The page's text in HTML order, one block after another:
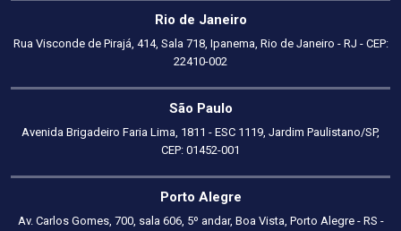
Rio de Janeiro
Rua Visconde de Pirajá, 414, Sala 718, Ipanema, Rio de Janeiro - RJ - CEP:
22410-002
São Paulo
Avenida Brigadeiro Faria Lima, 1811 - ESC 1119, Jardim Paulistano/SP,
CEP: 01452-001
Porto Alegre
Av. Carlos Gomes, 700, sala 606, 5º andar, Boa Vista, Porto Alegre - RS -